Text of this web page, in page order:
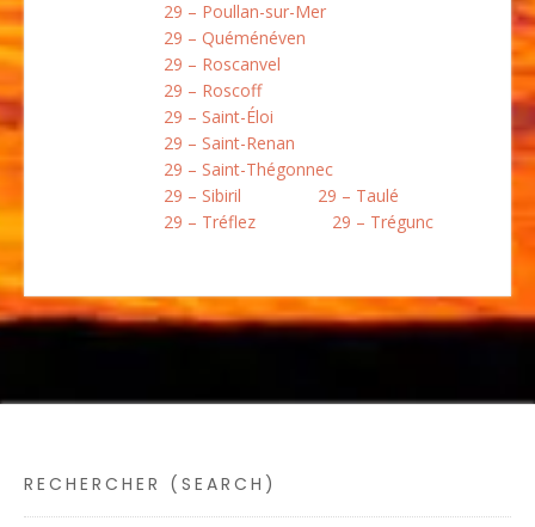
29 – Poullan-sur-Mer
29 – Quéménéven
29 – Roscanvel
29 – Roscoff
29 – Saint-Éloi
29 – Saint-Renan
29 – Saint-Thégonnec
29 – Sibiril
29 – Taulé
29 – Tréflez
29 – Trégunc
RECHERCHER (SEARCH)